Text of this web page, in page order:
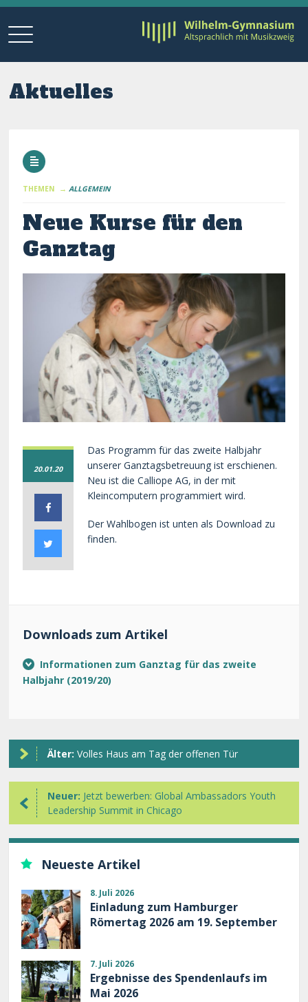
Aktuelles
THEMEN → ALLGEMEIN
Neue Kurse für den
Ganztag
20.01.20
Das Programm für das zweite Halbjahr
unserer Ganztagsbetreuung ist erschienen.
Neu ist die Calliope AG, in der mit
Kleincomputern programmiert wird.
Der Wahlbogen ist unten als Download zu
finden.
Downloads zum Artikel
Informationen zum Ganztag für das zweite
Halbjahr (2019/20)
Älter:Volles Haus am Tag der offenen Tür
Neuer: Jetzt bewerben: Global Ambassadors Youth
Leadership Summit in Chicago
Neueste Artikel
8. Juli 2026
Einladung zum Hamburger
Römertag 2026 am 19. September
7. Juli 2026
Ergebnisse des Spendenlaufs im
Mai 2026